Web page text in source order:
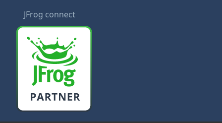
JFrog connect